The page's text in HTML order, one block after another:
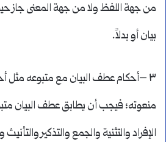
من جهة اللفظ ولا من جهة المعنى جاز
بيان أو بدلاً.
٣ –أحكام عطف البيان مع متبوعه مثل
منعوته؛ فيجب أن يطابق عطف البيان
الإفراد والتثنية والجمع والتذكير والتأنيث